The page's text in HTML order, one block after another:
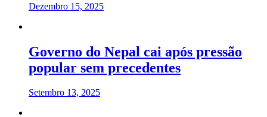
Dezembro 15, 2025
Governo do Nepal cai após pressão
popular sem precedentes
Setembro 13, 2025